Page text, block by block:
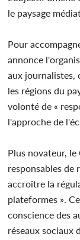
le paysage
Pour
annonce
aux journalistes,
les régions du
volonté de «
l'approche de
Plus novateur,
responsables de
accroître la
plateformes ».
conscience des
réseaux sociaux